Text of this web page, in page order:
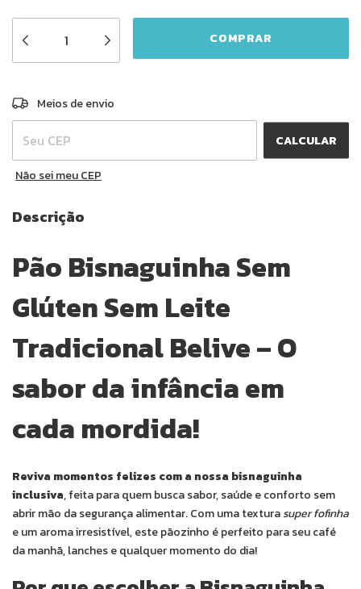
Entregas para o CEP:
Meios de envio
CALCULAR
Não sei meu CEP
Descrição
Pão Bisnaguinha Sem
Glúten Sem Leite
Tradicional Belive – O
sabor da infância em
cada mordida!
Reviva momentos felizes com a nossa bisnaguinha
inclusiva, feita para quem busca sabor, saúde e conforto sem
abrir mão da segurança alimentar. Com uma texturasuper fofinha
e um aroma irresistível, este pãozinho é perfeito para seu café
da manhã, lanches e qualquer momento do dia!